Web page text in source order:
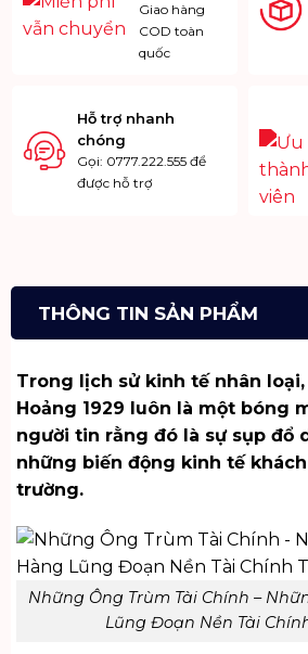
Giao hàng
COD toàn
quốc
Hỗ trợ nhanh
chóng
Gọi: 0777.222.555 để
được hỗ trợ
THÔNG TIN SẢN PHẨM
Trong lịch sử kinh tế nhân
Hoảng 1929 luôn là một bóng
người tin rằng đó là sự sụp đổ
những biến động kinh tế
trường.
Những Ông Trùm Tài Chính –
Lũng Đoạn Nền Tài